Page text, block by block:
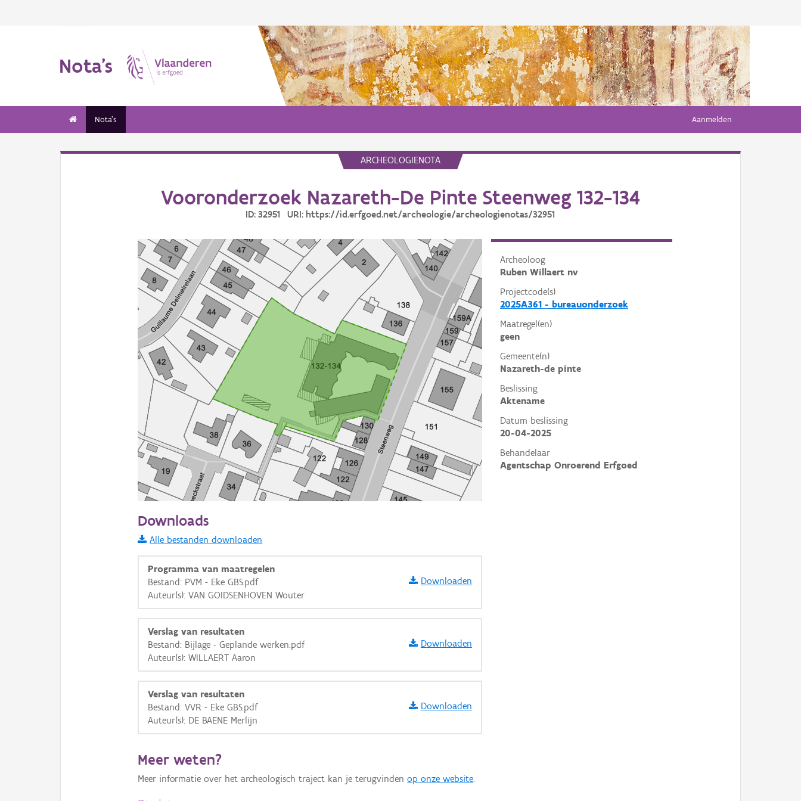
Nota's
Nota's Aanmelden
ARCHEOLOGIENOTA
Vooronderzoek Nazareth-De Pinte Steenweg 132-134
ID: 32951 URI: https://id.erfgoed.net/archeologie/archeologienotas/32951
Archeoloog
Ruben Willaert nv
Projectcode(s)
2025A361 - bureauonderzoek
Maatregel(en)
geen
Gemeente(n)
Nazareth-de pinte
Beslissing
Aktename
Datum beslissing
20-04-2025
Behandelaar
Agentschap Onroerend Erfgoed
Informatie Vlaanderen
i
+ −
OSM-Basiskaart
Ortho
Downloads
Alle bestanden downloaden
Programma van maatregelen
Bestand: PVM - Eke GBS.pdf
Auteur(s): VAN GOIDSENHOVEN Wouter
Downloaden
Verslag van resultaten
Bestand: Bijlage - Geplande werken.pdf
Auteur(s): WILLAERT Aaron
Downloaden
Verslag van resultaten
Bestand: VVR - Eke GBS.pdf
Auteur(s): DE BAENE Merlijn
Downloaden
Meer weten?
Meer informatie over het archeologisch traject kan je terugvindenop onze website.